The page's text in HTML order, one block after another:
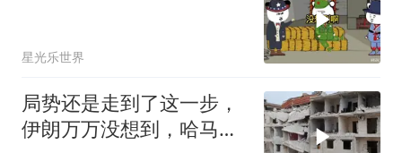
星光乐世界
局势还是走到了这一步，
伊朗万万没想到，哈马斯